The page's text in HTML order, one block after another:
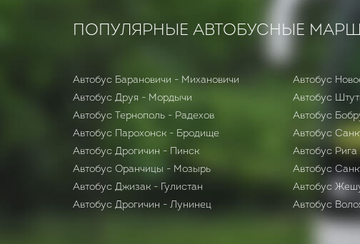
ПОПУЛЯРНЫЕ АВТОБУСНЫЕ
Автобус Барановичи - Михановичи
Автобус Друя - Мордычи
Автобус Тернополь - Радехов
Автобус Парохонск - Бродище
Автобус Дрогичин - Пинск
Автобус Оранчицы - Мозырь
Автобус Джизак - Гулистан
Автобус Дрогичин - Лунинец
Автобус
Автобус
Автобус
Автобус
Автобус
Автобус
Автобус
Автобус